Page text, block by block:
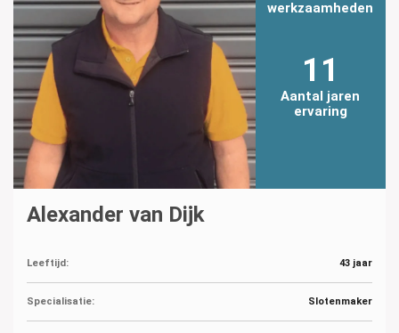
werkzaamheden
11
Aantal jaren
ervaring
Alexander van Dijk
Leeftijd: 43 jaar
Specialisatie: Slotenmaker